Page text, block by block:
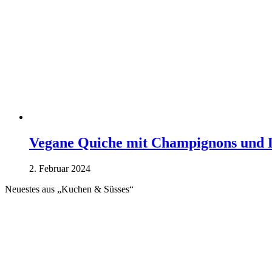
Vegane Quiche mit Champignons und
2. Februar 2024
Neuestes aus „Kuchen & Süsses“